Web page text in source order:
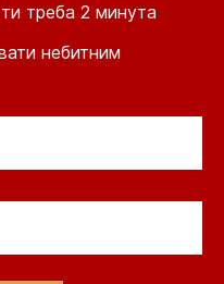
треба 2 минута
небитним